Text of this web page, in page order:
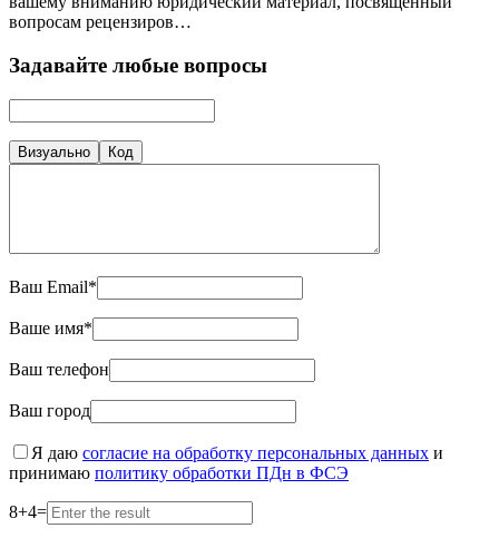
вопросам рецензиров…
Задавайте любые вопросы
Визуально Код
Ваш Email*
Ваше имя*
Ваш телефон
Ваш город
Я даю согласие на обработку персональных данных и
принимаю политику обработки ПДн в ФСЭ
8+4=